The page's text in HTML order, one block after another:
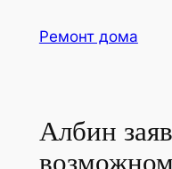
Ремонт дома
Албин